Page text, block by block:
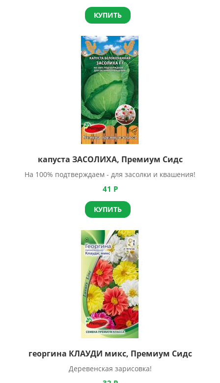
КУПИТЬ
капуста ЗАСОЛИХА, Премиум Сидс
На 100% подтверждаем - для засолки и квашения!
41 Р
КУПИТЬ
георгина КЛАУДИ микс, Премиум Сидс
Деревенская зарисовка!